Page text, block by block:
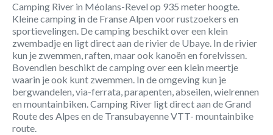
Camping River in Méolans-Revel op 935 meter hoogte.
Kleine camping in de Franse Alpen voor rustzoekers en
sportievelingen. De camping beschikt over een klein
zwembadje en ligt direct aan de rivier de Ubaye. In de rivier
kun je zwemmen, raften, maar ook kanoën en forelvissen.
Bovendien beschikt de camping over een klein meertje
waarin je ook kunt zwemmen. In de omgeving kun je
bergwandelen, via-ferrata, parapenten, abseilen, wielrennen
en mountainbiken. Camping River ligt direct aan de Grand
Route des Alpes en de Transubayenne VTT- mountainbike
route.